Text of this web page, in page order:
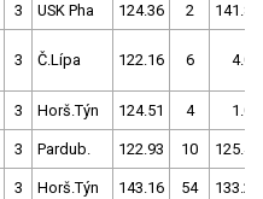
3 USK Pha 124.36 2 141.83
3 Č.Lípa 122.16 6 4.00
3 Horš.Týn 124.51 4 1.00
3 Pardub. 122.93 10 125.40
3 Horš.Týn 143.16 54 133.20